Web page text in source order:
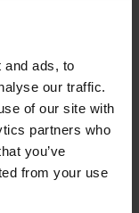
and ads, to
our traffic.
of our site with
partners who
you’ve
from your use
De
blijven tot je
klaar te
het eten in een
de bakjes lekvrij,
als je wat
de